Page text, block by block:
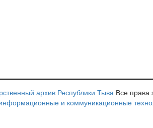
архив Республики Тыва Все
и коммуникационные